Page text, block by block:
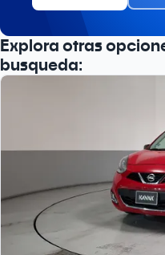
Explora otras
busqueda: